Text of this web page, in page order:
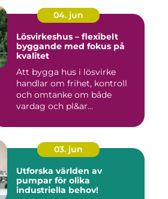
04. jun
Lösvirkeshus – flexibelt
byggande med fokus på
kvalitet
Att bygga hus i lösvirke
handlar om frihet, kontroll
och omtanke om både
vardag och pl&ar...
03. jun
Utforska världen av
pumpar för olika
industriella behov!